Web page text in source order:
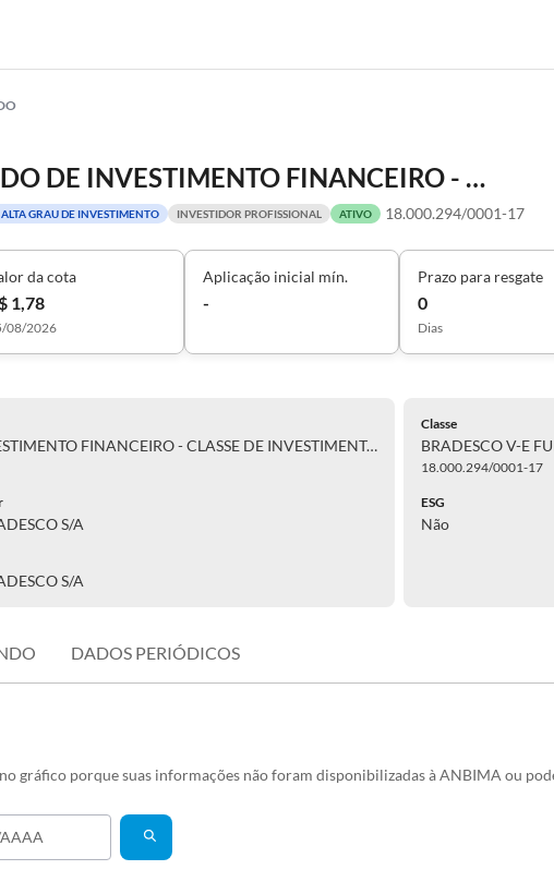
BRADESCO V-E FUNDO DE INVESTIMENTO FINANCEIRO - CLASSE DE INVESTIMENTO EM COTAS RENDA FIXA - RESPONSABILIDADE LIMITADA
GRAU DE INVESTIMENTO INVESTIDOR PROFISSIONAL ATIVO 18.000.294/0001-17
da cota
1,78
08/2026
Aplicação inicial mín.
-
Prazo para resgate
0
Dias
BRADESCO V-E FUNDO DE INVESTIMENTO FINANCEIRO - CLASSE DE INVESTIMENTO EM COTAS RENDA FIXA - RESPONSABILIDADE LIMITADA
S/A
S/A
Classe
18.000.294/0001-17
ESG
Não
DADOS PERIÓDICOS
gráfico porque suas informações não foram disponibilizadas à ANBIMA ou